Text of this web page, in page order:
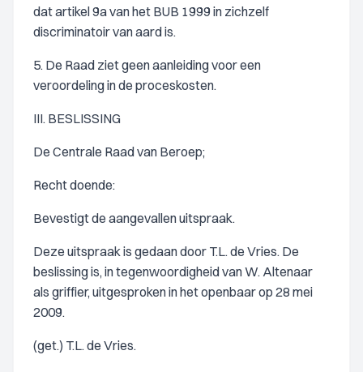
dat artikel 9a van het BUB 1999 in zichzelf
discriminatoir van aard is.
5. De Raad ziet geen aanleiding voor een
veroordeling in de proceskosten.
III. BESLISSING
De Centrale Raad van Beroep;
Recht doende:
Bevestigt de aangevallen uitspraak.
Deze uitspraak is gedaan door T.L. de Vries. De
beslissing is, in tegenwoordigheid van W. Altenaar
als griffier, uitgesproken in het openbaar op 28 mei
2009.
(get.) T.L. de Vries.